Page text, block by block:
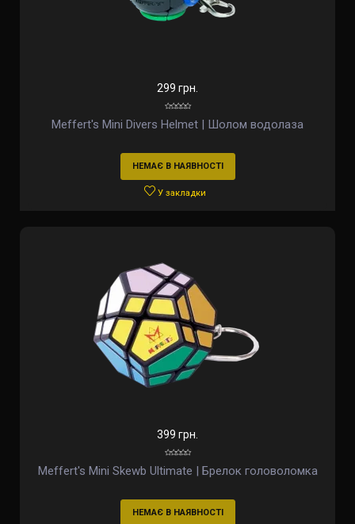
299 грн.
Meffert's Mini Divers Helmet | Шолом водолаза
НЕМАЄ В НАЯВНОСТІ
У закладки
399 грн.
Meffert's Mini Skewb Ultimate | Брелок головоломка
НЕМАЄ В НАЯВНОСТІ